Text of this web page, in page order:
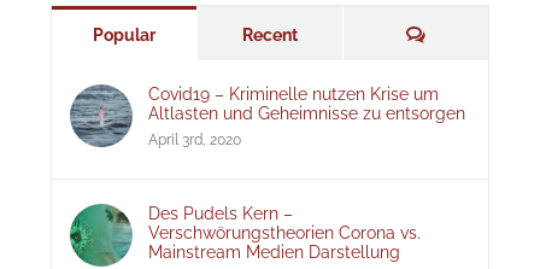
Popular Recent Comments
Covid19 – Kriminelle nutzen Krise um
Altlasten und Geheimnisse zu entsorgen
April 3rd, 2020
Des Pudels Kern –
Verschwörungstheorien Corona vs.
Mainstream Medien Darstellung